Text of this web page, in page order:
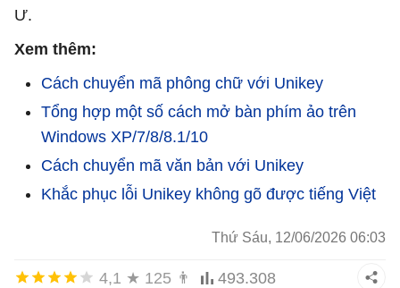
Ư.
Xem thêm:
Cách chuyển mã phông chữ với Unikey
Tổng hợp một số cách mở bàn phím ảo trên
Windows XP/7/8/8.1/10
Cách chuyển mã văn bản với Unikey
Khắc phục lỗi Unikey không gõ được tiếng Việt
Thứ Sáu, 12/06/2026 06:03
4,1 ★ 125 👨 493.308